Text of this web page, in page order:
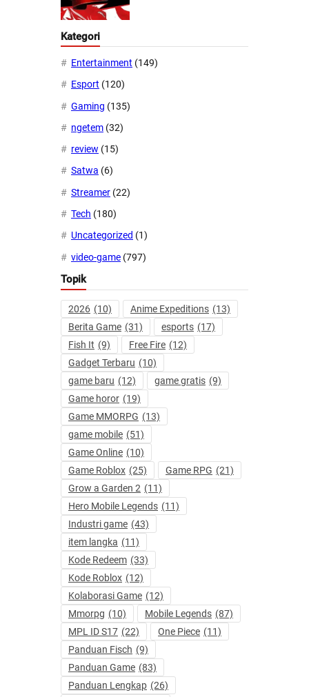
Kategori
Entertainment (149)
Esport (120)
Gaming (135)
ngetem (32)
review (15)
Satwa (6)
Streamer (22)
Tech (180)
Uncategorized (1)
video-game (797)
Topik
2026 (10) Anime Expeditions (13)
Berita Game (31) esports (17)
Fish It (9) Free Fire (12)
Gadget Terbaru (10)
game baru (12) game gratis (9)
Game horor (19)
Game MMORPG (13)
game mobile (51)
Game Online (10)
Game Roblox (25) Game RPG (21)
Grow a Garden 2 (11)
Hero Mobile Legends (11)
Industri game (43)
item langka (11)
Kode Redeem (33)
Kode Roblox (12)
Kolaborasi Game (12)
Mmorpg (10) Mobile Legends (87)
MPL ID S17 (22) One Piece (11)
Panduan Fisch (9)
Panduan Game (83)
Panduan Lengkap (26)